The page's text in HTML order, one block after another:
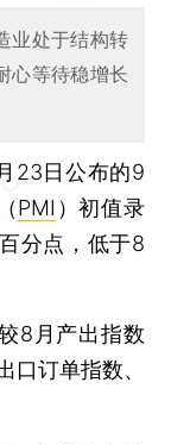
业处于结构转
心等待稳增长
23日公布的9
（PMI ）初值录
分点，低于8
8月产出指数
口订单指数、